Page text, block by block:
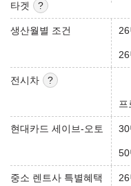
타겟
생산월별 조건
전시차
프
현대카드 세이브-오토
중소 렌트사 특별혜택